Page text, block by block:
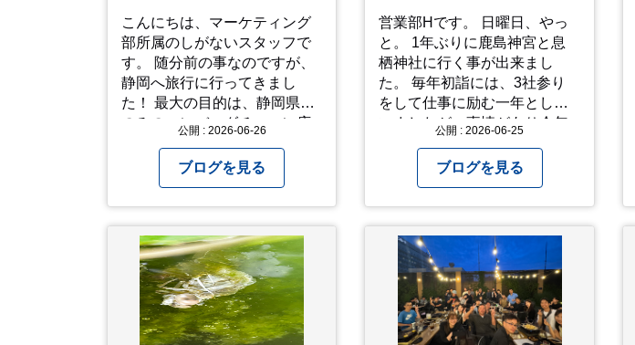
こんにちは、マーケティング
部所属のしがないスタッフで
す。 随分前の事なのですが、
静岡へ旅行に行ってきまし
た！ 最大の目的は、静岡県内
のみのハンバーグチェーン店
事。実は10年ぐらい前からず
っと食べたいと思っていたの
ですがなかなか機会が無く、
今回ようやく叶いました。 当
日は開店前から整理券をもら
って待機する事になったので
すが、、10時頃にもらった整
理券で、お店に入れるのは12
時過ぎ頃でした。大人気とは
公開 : 2026-06-26
ブログを見る
営業部Hです。 日曜日、やっ
と。 1年ぶりに鹿島神宮と息
栖神社に行く事が出来まし
た。 毎年初詣には、3社参り
をして仕事に励む一年として
いましたが、事情があり今年
宮のみ参拝。 今年一年の祈願
をしていないせいか？ 年始か
らですが、周りであまり良い
ことが耳に入らずで。気掛か
りな事がいくつか...。 年始か
ら、あっという間に半年が過
ぎやっとこさ。 3日後のこ
と。不思議ですね。 気にかか
る事1つ目。友人の長期入院か
公開 : 2026-06-25
ブログを見る